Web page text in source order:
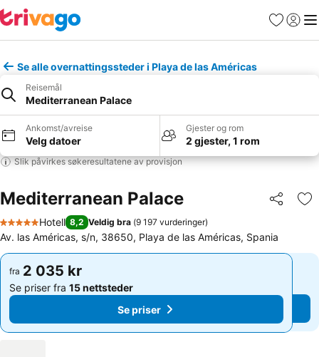
Favoritter
Logg
Se alle overnattingssteder i Playa de las Américas
Reisemål
Mediterranean Palace
Ankomst/avreise
Velg datoer
Gjester og rom
2 gjester, 1 rom
Slik påvirkes søkeresultatene av provisjon
Mediterranean Palace Del
5 Stjerner
Hotell 8,2 Veldig bra (9 197 vurderinger)
Av. las Américas, s/n, 38650, Playa de las Américas, Spania
fra 2 035 kr
Se priser fra 15 nettsteder
Se priser
fra 2 035 kr
Se priser fra 15 nettsteder
Se priser